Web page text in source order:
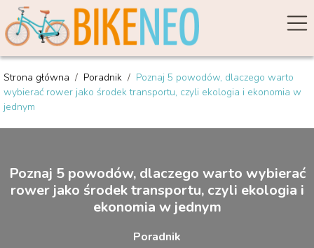
Strona główna / Poradnik / Poznaj 5 powodów, dlaczego warto
wybierać rower jako środek transportu, czyli ekologia i ekonomia w
jednym
Poznaj 5 powodów, dlaczego warto wybierać
rower jako środek transportu, czyli ekologia i
ekonomia w jednym
Poradnik